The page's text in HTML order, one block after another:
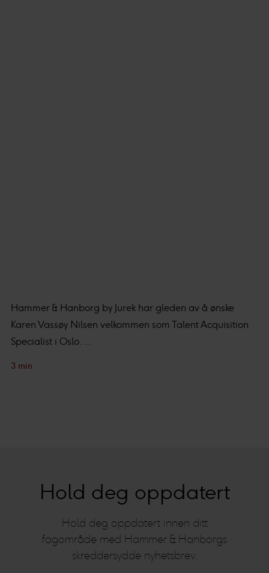
Hammer & Hanborg by Jurek har gleden av å ønske
Karen Vassøy Nilsen velkommen som Talent Acquisition
Specialist i Oslo. ...
3 min
Hold deg oppdatert
Hold deg oppdatert innen ditt
fagområde med Hammer & Hanborgs
skreddersydde nyhetsbrev.